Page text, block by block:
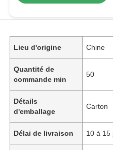
DESCRIPTION DE
Lieu d'origine Chine
Quantité de
commande min
50
Détails
d'emballage
Carton
Délai de livraison 10 à 15